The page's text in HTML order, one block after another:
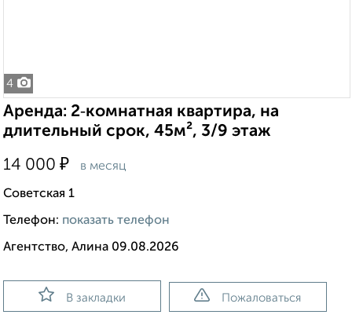
4
Аренда: 2‑комнатная квартира, на
длительный срок, 45м², 3/9 этаж
14 000 ₽ в месяц
Советская 1
Телефон: показать телефон
Агентство, Алина 09.08.2026
В закладки Пожаловаться